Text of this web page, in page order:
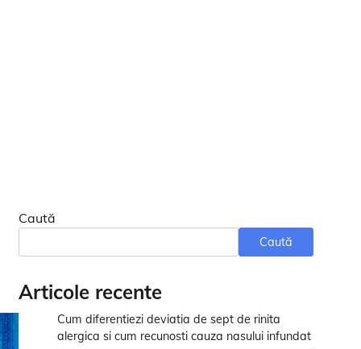
Caută
Caută
Articole recente
Cum diferentiezi deviatia de sept de rinita
alergica si cum recunosti cauza nasului infundat